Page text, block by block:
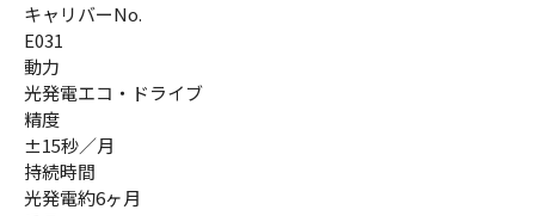
キャリバーNo.
E031
動力
光発電エコ・ドライブ
精度
±15秒／月
持続時間
光発電約6ヶ月